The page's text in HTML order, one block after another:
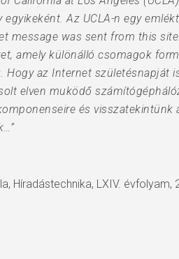
Az UCLA-n egy
message was sent from this
amely különálló csomagok
az Internet születésnapját
elven muködő
és visszatekintünk
Híradástechnika, LXIV. évfolyam,